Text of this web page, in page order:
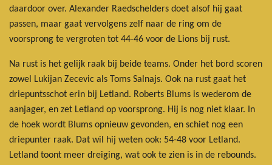
daardoor over. Alexander Raedschelders doet alsof hij gaat
passen, maar gaat vervolgens zelf naar de ring om de
voorsprong te vergroten tot 44-46 voor de Lions bij rust.
Na rust is het gelijk raak bij beide teams. Onder het bord scoren
zowel Lukijan Zecevic als Toms Salnajs. Ook na rust gaat het
driepuntsschot erin bij Letland. Roberts Blums is wederom de
aanjager, en zet Letland op voorsprong. Hij is nog niet klaar. In
de hoek wordt Blums opnieuw gevonden, en schiet nog een
driepunter raak. Dat wil hij weten ook: 54-48 voor Letland.
Letland toont meer dreiging, wat ook te zien is in de rebounds.